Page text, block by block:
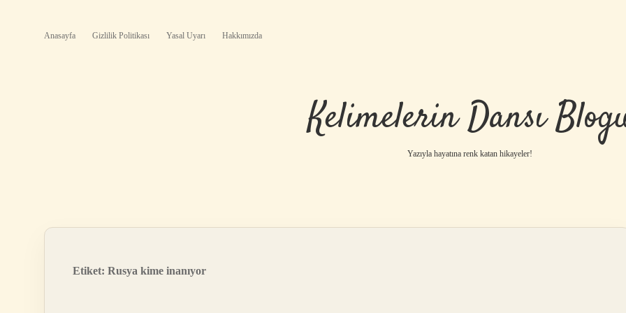
Anasayfa Gizlilik Politikası Yasal Uyarı Hakkımızda
Kelimelerin Dansı
Yazıyla hayatına renk katan hikayeler!
Etiket: Rusya kime inanıyor